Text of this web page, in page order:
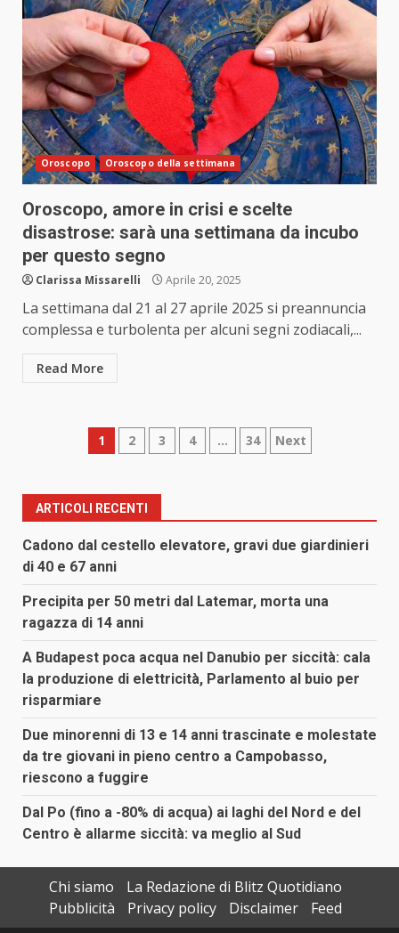
Oroscopo Oroscopo della settimana
Oroscopo, amore in crisi e scelte
disastrose: sarà una settimana da incubo
per questo segno
Clarissa Missarelli Aprile 20, 2025
La settimana dal 21 al 27 aprile 2025 si preannuncia
complessa e turbolenta per alcuni segni zodiacali,...
Read More
Paginazione
articoli
1 2 3 4 … 34 Next
ARTICOLI RECENTI
Cadono dal cestello elevatore, gravi due giardinieri
di 40 e 67 anni
Precipita per 50 metri dal Latemar, morta una
ragazza di 14 anni
A Budapest poca acqua nel Danubio per siccità: cala
la produzione di elettricità, Parlamento al buio per
risparmiare
Due minorenni di 13 e 14 anni trascinate e molestate
da tre giovani in pieno centro a Campobasso,
riescono a fuggire
Dal Po (fino a -80% di acqua) ai laghi del Nord e del
Centro è allarme siccità: va meglio al Sud
Chi siamo
La Redazione di Blitz Quotidiano
Pubblicità
Privacy policy Disclaimer Feed